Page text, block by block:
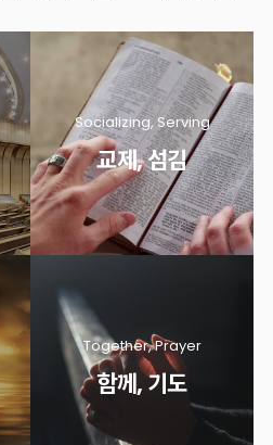
Socializing, Serving
교제, 섬김
Together, Prayer
함께, 기도